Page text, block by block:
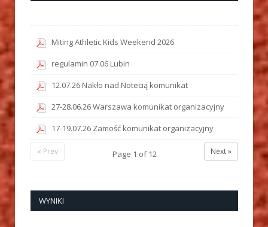
Miting Athletic Kids Weekend 2026
regulamin 07.06 Lubin
12.07.26 Nakło nad Notecią komunikat
27-28.06.26 Warszawa komunikat organizacyjny
17-19.07.26 Zamość komunikat organizacyjny
Next »
Page 1 of12
« Prev
WYNIKI